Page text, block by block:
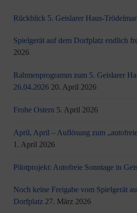
Rückblick 5. Geislarer Haus-
Spielgerät auf dem Dorfplatz endlich
2026
Rahmenprogramm zum 5. Geislarer
26.04.2026 20. April 2026
Frohe Ostern 5. April 2026
April, April – Auflösung zum
1. April 2026
Pilotprojekt: Autofreie Sonntage in
Noch keine Freigabe vom Spielgerät
Dorfplatz 27. März 2026